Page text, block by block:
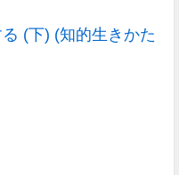
(下) (知的生きかた